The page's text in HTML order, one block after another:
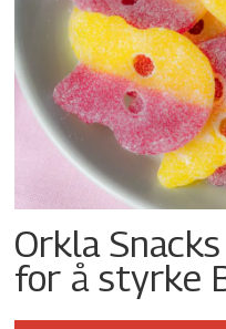
Orkla
for å styrke